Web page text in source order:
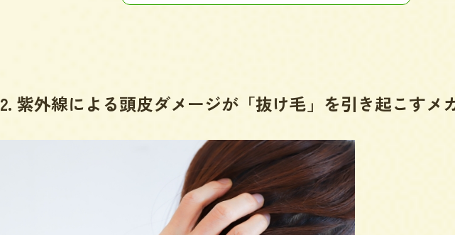
2. 紫外線による頭皮ダメージが「抜け毛」を引き起こすメ